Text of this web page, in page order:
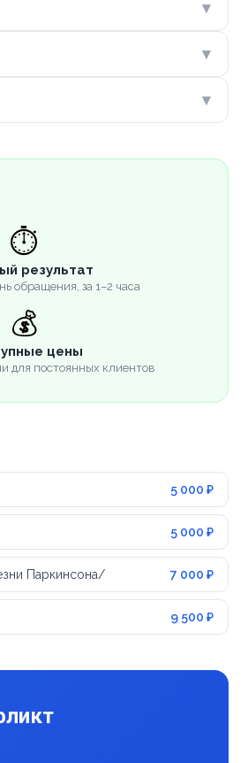
▾
▾
▾
⏱️
результат
обращения, за 1–2 часа
💰
цены
для постоянных клиентов
5 000 ₽
5 000 ₽
Паркинсона/ 7 000 ₽
9 500 ₽